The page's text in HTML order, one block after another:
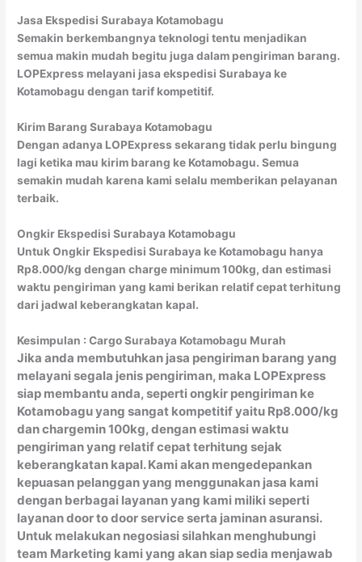
Jasa Ekspedisi Surabaya Kotamobagu
Semakin berkembangnya teknologi tentu menjadikan
semua makin mudah begitu juga dalam pengiriman barang.
LOPExpress melayani jasa ekspedisi Surabaya ke
Kotamobagu dengan tarif kompetitif.
Kirim Barang Surabaya Kotamobagu
Dengan adanya LOPExpress sekarang tidak perlu bingung
lagi ketika mau kirim barang ke Kotamobagu. Semua
semakin mudah karena kami selalu memberikan pelayanan
terbaik.
Ongkir Ekspedisi Surabaya Kotamobagu
Untuk Ongkir Ekspedisi Surabaya ke Kotamobagu hanya
Rp8.000/kg dengan charge minimum 100kg, dan estimasi
waktu pengiriman yang kami berikan relatif cepat terhitung
dari jadwal keberangkatan kapal.
Kesimpulan : Cargo Surabaya Kotamobagu Murah
Jika anda membutuhkan jasa pengiriman barang yang
melayani segala jenis pengiriman, maka LOPExpress
siap membantu anda, seperti ongkir pengiriman ke
Kotamobagu yang sangat kompetitif yaitu Rp8.000/kg
dan chargemin 100kg, dengan estimasi waktu
pengiriman yang relatif cepat terhitung sejak
keberangkatan kapal. Kami akan mengedepankan
kepuasan pelanggan yang menggunakan jasa kami
dengan berbagai layanan yang kami miliki seperti
layanan door to door service serta jaminan asuransi.
Untuk melakukan negosiasi silahkan menghubungi
team Marketing kami yang akan siap sedia menjawab